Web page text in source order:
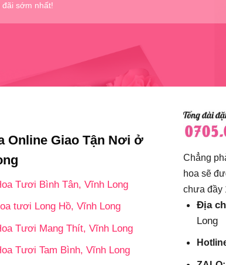
đãi sớm nhất!
Online Giao Tận Nơi ở
Tươi Bình Tân, Vĩnh Long
tươi Long Hồ, Vĩnh Long
Tươi Mang Thít, Vĩnh Long
Tươi Tam Bình, Vĩnh Long
Chẳng
hoa sẽ
chưa đầy
Địa
Long